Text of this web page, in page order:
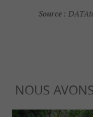
Source :
NOUS